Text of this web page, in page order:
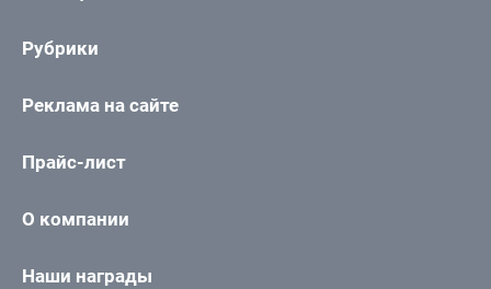
Рубрики
Реклама на сайте
Прайс-лист
О компании
Наши награды